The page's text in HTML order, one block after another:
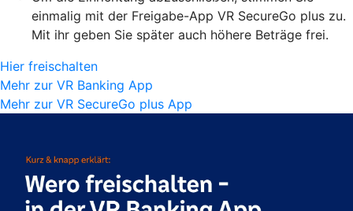
einmalig mit der Freigabe-App VR SecureGo plus zu.
Mit ihr geben Sie später auch höhere Beträge frei.
Hier freischalten
Mehr zur VR Banking App
Mehr zur VR SecureGo plus App